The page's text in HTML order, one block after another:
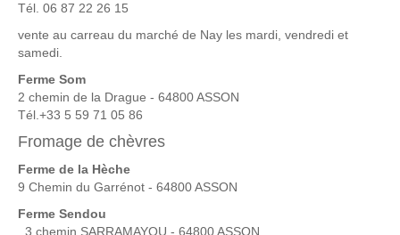
Tél. 06 87 22 26 15
vente au carreau du marché de Nay les mardi, vendredi et
samedi.
Ferme Som
2 chemin de la Drague - 64800 ASSON
Tél.+33 5 59 71 05 86
Fromage de chèvres
Ferme de la Hèche
9 Chemin du Garrénot - 64800 ASSON
Ferme Sendou
3 chemin SARRAMAYOU - 64800 ASSON